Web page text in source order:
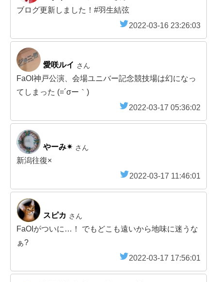
ブログ更新しました！#羽生結弦
2022-03-16 23:26:03
愛咲ルイ さん
FaOI神戸公演、会場ユニバー記念競技場は幻になっ
てしまった (=´σー｀)
2022-03-17 05:36:02
やーみ✴ さん
新潟往復×
2022-03-17 11:46:01
スピカ さん
FaOIがついに…！ でもどこも遠いから地味に迷うな
ぁ?
2022-03-17 17:56:01